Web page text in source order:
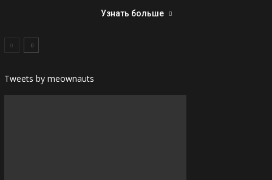
Узнать больше
Tweets by meownauts